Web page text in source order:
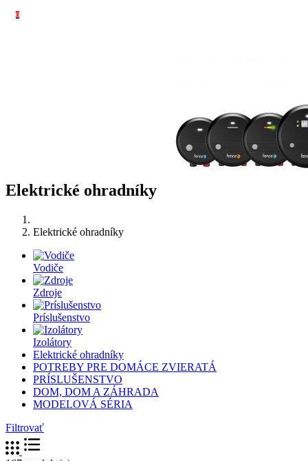
0
Elektrické ohradníky
Elektrické ohradníky
Vodiče
Zdroje
Príslušenstvo
Izolátory
Elektrické ohradníky
POTREBY PRE DOMÁCE ZVIERATÁ
PRÍSLUŠENSTVO
DOM, DOM A ZÁHRADA
MODELOVÁ SÉRIA
Filtrovať